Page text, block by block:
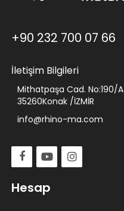
+90 232 700 07 66
İletişim Bilgileri
Mithatpaşa Cad. No:190/A
35260Konak /İZMİR
info@rhino-ma.com
Hesap